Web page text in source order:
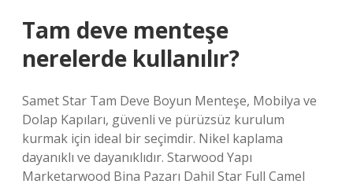
Tam deve menteşe
nerelerde kullanılır?
Samet Star Tam Deve Boyun Menteşe, Mobilya ve
Dolap Kapıları, güvenli ve pürüzsüz kurulum
kurmak için ideal bir seçimdir. Nikel kaplama
dayanıklı ve dayanıklıdır. Starwood Yapı
Marketarwood Bina Pazarı Dahil Star Full Camel